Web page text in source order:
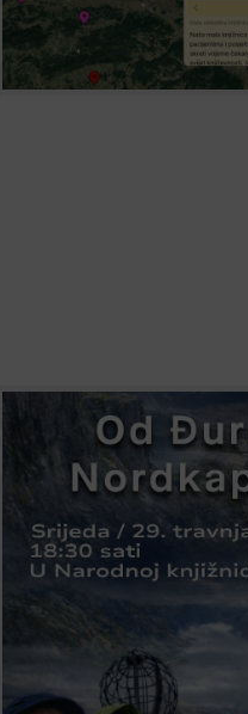
Putopisno
Nordkappa”
Kako izgleda krenuti iz
samog kraja Europe –
predavanju svoje će
Stankir, dvojica entuzijasta